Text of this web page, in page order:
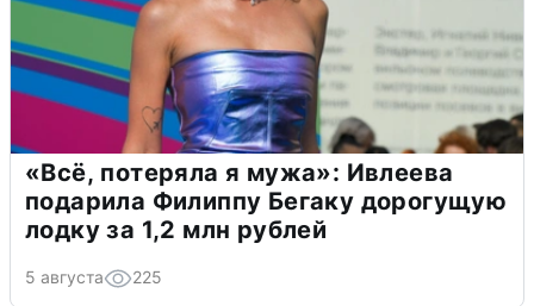
«Всё, потеряла я мужа»: Ивлеева
подарила Филиппу Бегаку дорогущую
лодку за 1,2 млн рублей
5 августа 225